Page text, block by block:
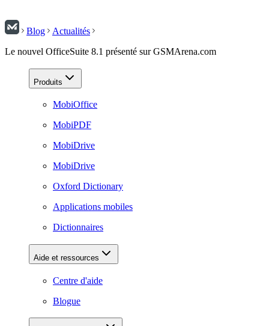
Blog
Actualités
Le nouvel OfficeSuite 8.1 présenté sur GSMArena.com
Produits
MobiOffice
MobiPDF
MobiDrive
MobiDrive
Oxford Dictionary
Applications mobiles
Dictionnaires
Aide et ressources
Centre d'aide
Blogue